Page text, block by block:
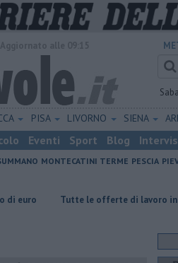
PISA LIVORNO SIENA
Eventi Sport Blog
MONTECATINI TERME PESCIA
le offerte di lavoro in provincia di